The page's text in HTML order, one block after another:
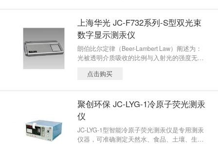
通过液晶屏显示当前状态、测定结果或其它参
数，具备打印输出功能,还附有RS-232C串行接
口。仪器使用方法简便，性能稳定、可靠。广
泛用于环境监测、食品检验、地质勘探及化学
研究等领域对微量汞的分析测
上海华光 JC-F732系列-S型双光束
数字显示测汞仪
朗伯比尔定律（Beer-Lambert Law）阐述为：
光被透明介质吸收的比例与入射光的强度无
光。是光化学第三定律。是光吸收的基本定
子。比尔-朗伯定律是吸光光度法、比色分析法
和光电比色法的定量基础。光被吸收的量正比
于光程中产生光吸收的分子数目。
点击购买
聚创环保 JC-LYG-1冷原子荧光测汞
仪
JC-LYG-1型智能冷原子荧光测汞仪是专用测汞
仪器，可准确测定天然水、食品、土壤、生物